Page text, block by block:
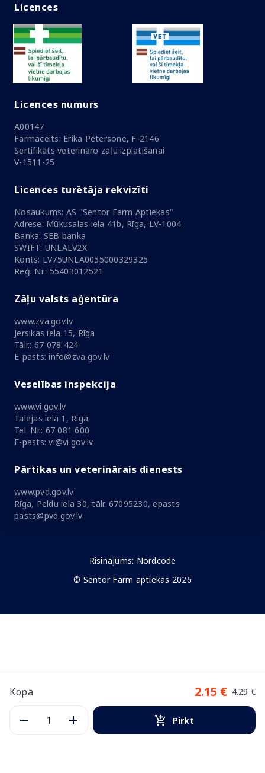
Kopā 2.15 € 4.29 €
Pirkt
Licences
Licences numurs
A00147
Farmaceits: Ērika Pētersone, F-2146
Sertifikāts veterināro zāļu izplatīšanai
V-1511-25
Licences turētāja rekvizīti
Nosaukums: AS "Sentor Farm Aptiekas"
Adrese: Mūkusalas iela 41b, Rīga, LV-1004
Banka: SEB banka
SWIFT: UNLALV2X
Konts: LV75UNLA0055000329325
Reģ. Nr.: 55403012521
Zāļu valsts aģentūra
www.zva.gov.lv
Jersikas iela 15, Rīga
Tālr.: 67 078 424
E-pasts: info@zva.gov.lv
Veselības inspekcija
www.vi.gov.lv
Talejas iela 1, Riga
Tel. Nr.: 67 081 600
E-pasts: vi@vi.gov.lv
Pārtikas un veterinārais dienests
www.pvd.gov.lv
Rīga, Peldu iela 30, tālr. 67095230, epasts
pasts@pvd.gov.lv
Risinājums: Nordcode
© Sentor Farm aptiekas 2026